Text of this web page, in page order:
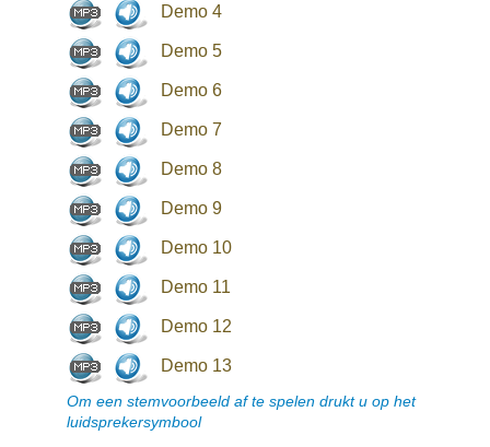
Demo 4
Demo 5
Demo 6
Demo 7
Demo 8
Demo 9
Demo 10
Demo 11
Demo 12
Demo 13
Om een stemvoorbeeld af te spelen drukt u op het
luidsprekersymbool